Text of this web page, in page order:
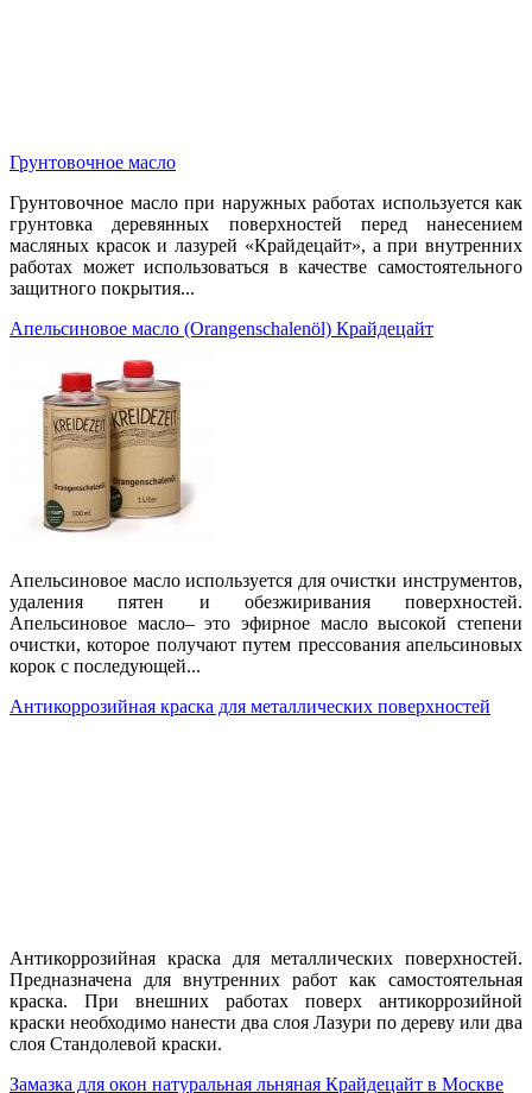
Грунтовочное масло
Грунтовочное масло при наружных работах используется как
грунтовка деревянных поверхностей перед нанесением
масляных красок и лазурей «Крайдецайт», а при внутренних
работах может использоваться в качестве самостоятельного
защитного покрытия...
Апельсиновое масло (Orangenschalenöl) Крайдецайт
Апельсиновое масло используется для очистки инструментов,
удаления пятен и обезжиривания поверхностей.
Апельсиновое масло– это эфирное масло высокой степени
очистки, которое получают путем прессования апельсиновых
корок с последующей...
Антикоррозийная краска для металлических поверхностей
Антикоррозийная краска для металлических поверхностей.
Предназначена для внутренних работ как самостоятельная
краска. При внешних работах поверх антикоррозийной
краски необходимо нанести два слоя Лазури по дереву или два
слоя Стандолевой краски.
Замазка для окон натуральная льняная Крайдецайт в Москве